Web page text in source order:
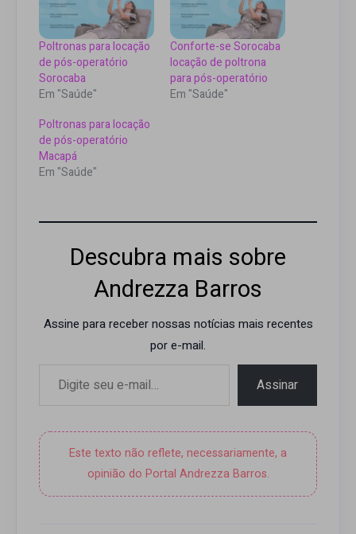
Poltronas para locação
de pós-operatório
Sorocaba
Em "Saúde"
Conforte-se Sorocaba
locação de poltrona
para pós-operatório
Em "Saúde"
Poltronas para locação
de pós-operatório
Macapá
Em "Saúde"
Descubra mais sobre
Andrezza Barros
Assine para receber nossas notícias mais recentes
por e-mail.
Assinar
Este texto não reflete, necessariamente, a
opinião do Portal Andrezza Barros.